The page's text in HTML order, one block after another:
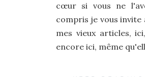
cœur si vous ne
compris je vous invite
mes vieux articles,
encore ici, même